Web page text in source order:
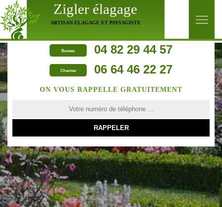
Zigler élagage
ARTISAN ELAGAGE ET PAYSAGISTE
Bureau 04 82 29 44 57
Chantier 06 64 46 22 27
ON VOUS RAPPELLE GRATUITEMENT